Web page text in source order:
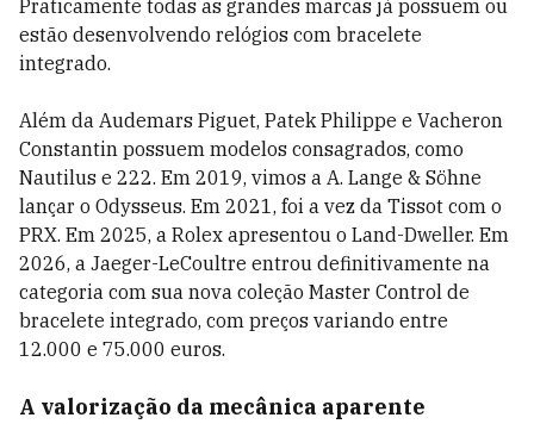
Praticamente todas as grandes marcas já possuem ou
estão desenvolvendo relógios com bracelete
integrado.
Além da Audemars Piguet, Patek Philippe e Vacheron
Constantin possuem modelos consagrados, como
Nautilus e 222. Em 2019, vimos a A. Lange & Söhne
lançar o Odysseus. Em 2021, foi a vez da Tissot com o
PRX. Em 2025, a Rolex apresentou o Land-Dweller. Em
2026, a Jaeger-LeCoultre entrou definitivamente na
categoria com sua nova coleção Master Control de
bracelete integrado, com preços variando entre
12.000 e 75.000 euros.
A valorização da mecânica aparente